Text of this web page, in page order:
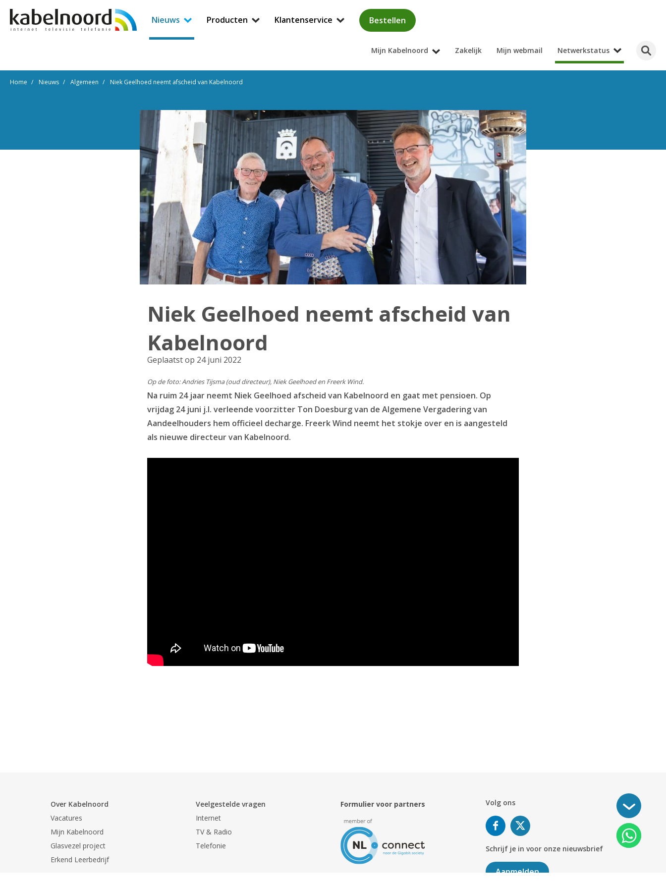
Nieuws Producten Klantenservice Bestellen
Mijn Kabelnoord Zakelijk Mijn webmail Netwerkstatus
Home Nieuws Algemeen Niek Geelhoed neemt afscheid van Kabelnoord
Niek Geelhoed neemt afscheid van
Kabelnoord
Geplaatst op 24 juni 2022
Op de foto: Andries Tijsma (oud directeur), Niek Geelhoed en Freerk Wind.
Na ruim 24 jaar neemt Niek Geelhoed afscheid van Kabelnoord en gaat met pensioen. Op
vrijdag 24 juni j.l. verleende voorzitter Ton Doesburg van de Algemene Vergadering van
Aandeelhouders hem officieel decharge. Freerk Wind neemt het stokje over en is aangesteld
als nieuwe directeur van Kabelnoord.
Over Kabelnoord
Vacatures
Mijn Kabelnoord
Glasvezel project
Erkend Leerbedrijf
Veelgestelde vragen
Internet
TV & Radio
Telefonie
Formulier voor partners Volg ons
Schrijf je in voor onze nieuwsbrief
Aanmelden